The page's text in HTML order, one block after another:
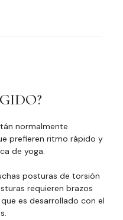
normalmente
prefieren ritmo rápido y
de yoga.
posturas de torsión
requieren brazos
es desarrollado con el